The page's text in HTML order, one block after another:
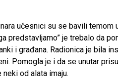
učesnici su se bavili temom
predstavljamo” je trebalo da
i građana. Radionica je bila
Pomogla je i da se unutar
neki od alata imaju.